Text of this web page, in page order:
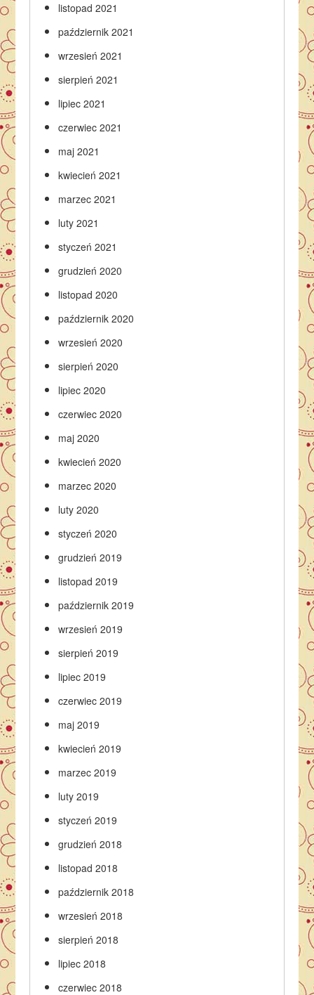
listopad 2021
październik 2021
wrzesień 2021
sierpień 2021
lipiec 2021
czerwiec 2021
maj 2021
kwiecień 2021
marzec 2021
luty 2021
styczeń 2021
grudzień 2020
listopad 2020
październik 2020
wrzesień 2020
sierpień 2020
lipiec 2020
czerwiec 2020
maj 2020
kwiecień 2020
marzec 2020
luty 2020
styczeń 2020
grudzień 2019
listopad 2019
październik 2019
wrzesień 2019
sierpień 2019
lipiec 2019
czerwiec 2019
maj 2019
kwiecień 2019
marzec 2019
luty 2019
styczeń 2019
grudzień 2018
listopad 2018
październik 2018
wrzesień 2018
sierpień 2018
lipiec 2018
czerwiec 2018